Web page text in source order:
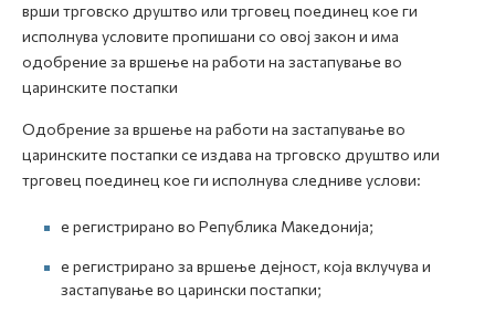
врши трговско друштво или трговец поединец кое ги
исполнува условите пропишани со овој закон и има
одобрение за вршење на работи на застапување во
царинските постапки
Одобрение за вршење на работи на застапување во
царинските постапки се издава на трговско друштво или
трговец поединец кое ги исполнува следниве услови:
е регистрирано во Република Македонија;
е регистрирано за вршење дејност, која вклучува и
застапување во царински постапки;